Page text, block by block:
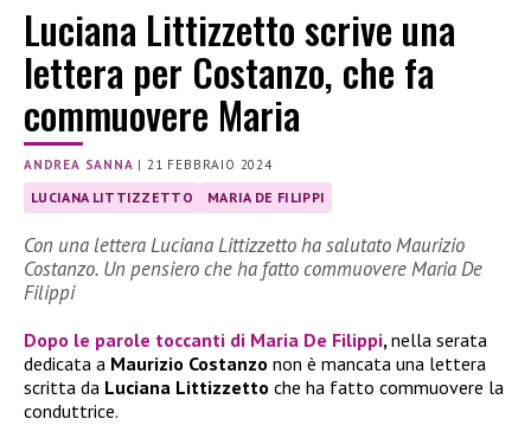
Luciana Littizzetto scrive una
lettera per Costanzo, che fa
commuovere Maria
ANDREA SANNA |21 FEBBRAIO 2024
LUCIANA LITTIZZETTO MARIA DE FILIPPI
Con una lettera Luciana Littizzetto ha salutato Maurizio
Costanzo. Un pensiero che ha fatto commuovere Maria De
Filippi
Dopo le parole toccanti di Maria De Filippi,nella serata
dedicata a Maurizio Costanzo non è mancata una lettera
scritta da Luciana Littizzetto che ha fatto commuovere la
conduttrice.